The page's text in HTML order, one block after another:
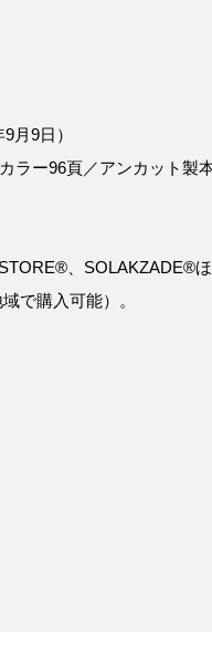
月9日）
ラー96頁／アンカット製
、SOLAKZADE®
で購入可能）。